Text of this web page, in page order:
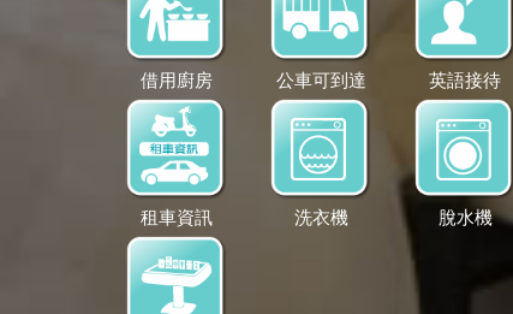
借用廚房 公車可到達 英語接待
租車資訊 洗衣機 脫水機